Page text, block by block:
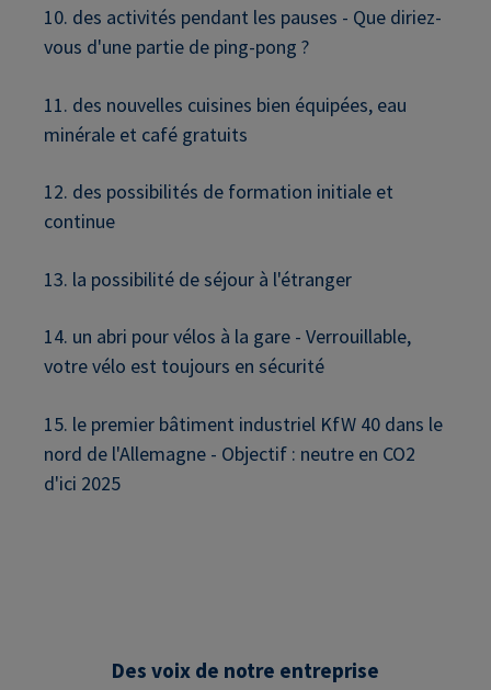
10. des activités pendant les pauses - Que diriez-
vous d'une partie de ping-pong ?
11. des nouvelles cuisines bien équipées, eau
minérale et café gratuits
12. des possibilités de formation initiale et
continue
13. la possibilité de séjour à l'étranger
14. un abri pour vélos à la gare - Verrouillable,
votre vélo est toujours en sécurité
15. le premier bâtiment industriel KfW 40 dans le
nord de l'Allemagne - Objectif : neutre en CO2
d'ici 2025
Des voix de notre entreprise